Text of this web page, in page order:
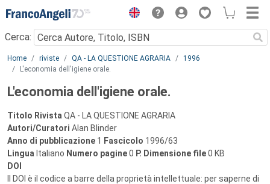
Menu
Cerca:
Main content
Home riviste QA - LA QUESTIONE AGRARIA
1996
L'economia dell'igiene orale.
L'economia dell'igiene orale.
Titolo Rivista QA - LA QUESTIONE AGRARIA
Autori/Curatori Alan Blinder
Anno di pubblicazione 1 Fascicolo 1996/63
Lingua Italiano Numero pagine0 P. Dimensione file0 KB
DOI
Il DOI è il codice a barre della proprietà intellettuale: per saperne di